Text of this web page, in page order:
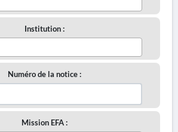
Institution :
Numéro de la notice :
Mission EFA :